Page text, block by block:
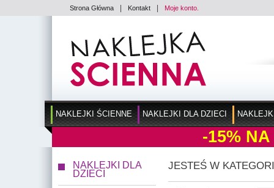
Strona Główna Kontakt Moje konto.
NAKLEJKI ŚCIENNE NAKLEJKI DLA DZIECI
-15% NA
NAKLEJKI DLA
DZIECI
JESTEŚ W